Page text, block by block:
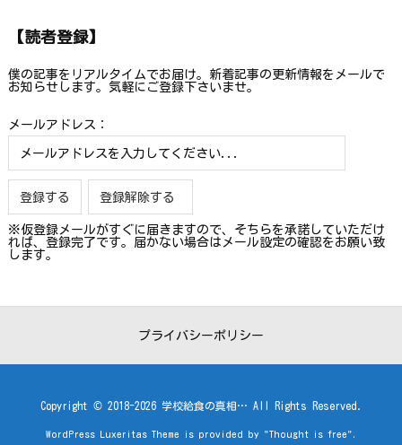
【読者登録】
僕の記事をリアルタイムでお届け。新着記事の更新情報をメールで
お知らせします。気軽にご登録下さいませ。
メールアドレス：
※仮登録メールがすぐに届きますので、そちらを承諾していただけ
れば、登録完了です。届かない場合はメール設定の確認をお願い致
します。
プライバシーポリシー
Copyright © 2018-2026 学校給食の真相… All Rights Reserved.
WordPress Luxeritas Theme is provided by "Thought is free".